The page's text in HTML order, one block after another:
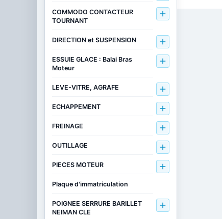
COMMODO CONTACTEUR
TOURNANT

DIRECTION et SUSPENSION 
ESSUIE GLACE : Balai Bras
Moteur

LEVE-VITRE, AGRAFE 
ECHAPPEMENT 
FREINAGE 
OUTILLAGE 
PIECES MOTEUR 
Plaque d'immatriculation
POIGNEE SERRURE BARILLET
NEIMAN CLE
